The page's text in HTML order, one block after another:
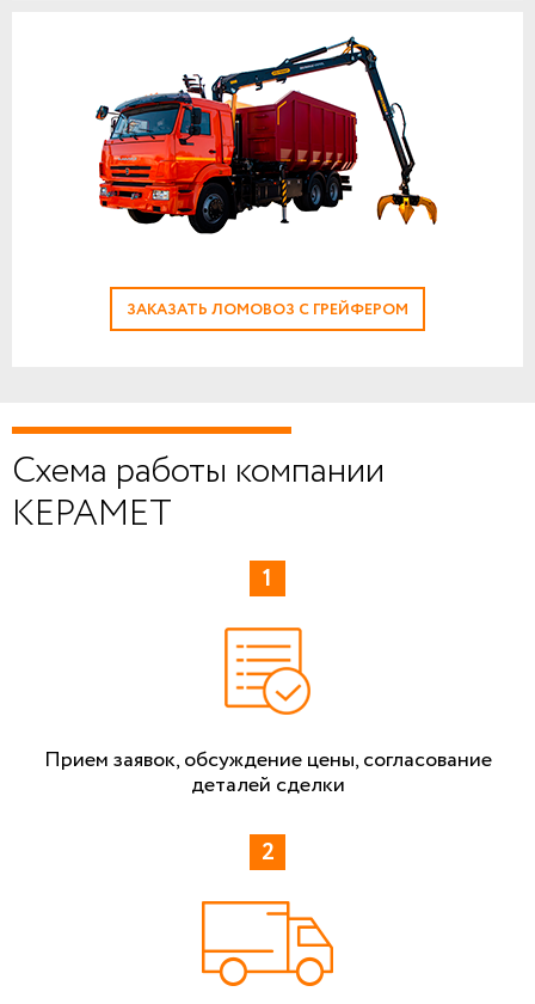
ЗАКАЗАТЬ ЛОМОВОЗ С ГРЕЙФЕРОМ
Схема работы компании
КЕРАМЕТ
Прием заявок, обсуждение цены, согласование
деталей сделки